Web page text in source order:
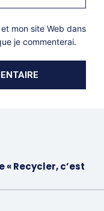
mon site Web dans
je commenterai.
Recycler, c’est